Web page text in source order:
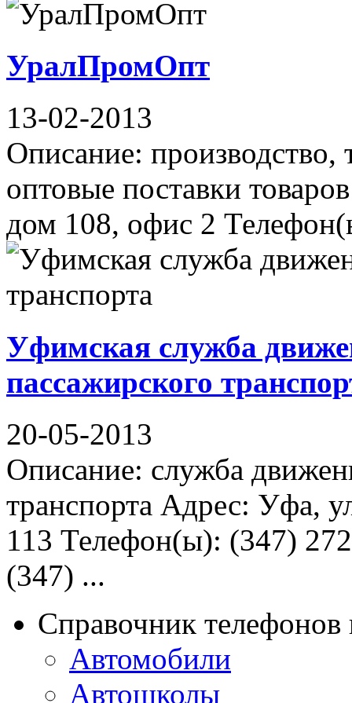
УралПромОпт
13-02-2013
Описание: производство,
оптовые поставки
дом 108, офис 2
Уфимская служба
пассажирского
20-05-2013
Описание: служба
транспорта Адрес: Уфа,
113 Телефон(ы): (347)
(347) ...
Справочник
Автомобили
Автошколы